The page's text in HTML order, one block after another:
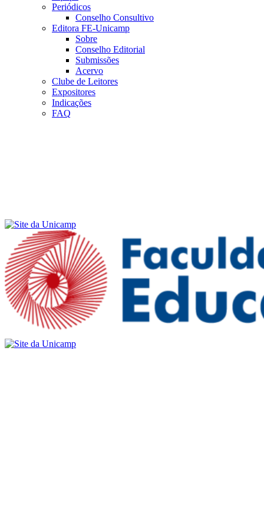
Periódicos
Conselho Consultivo
Editora FE-Unicamp
Sobre
Conselho Editorial
Submissões
Acervo
Clube de Leitores
Expositores
Indicações
FAQ